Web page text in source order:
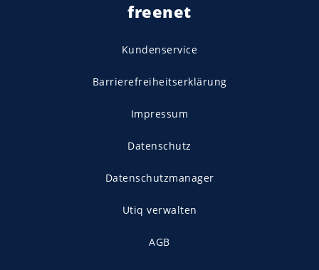
freenet
Kundenservice
Barrierefreiheitserklärung
Impressum
Datenschutz
Datenschutzmanager
Utiq verwalten
AGB